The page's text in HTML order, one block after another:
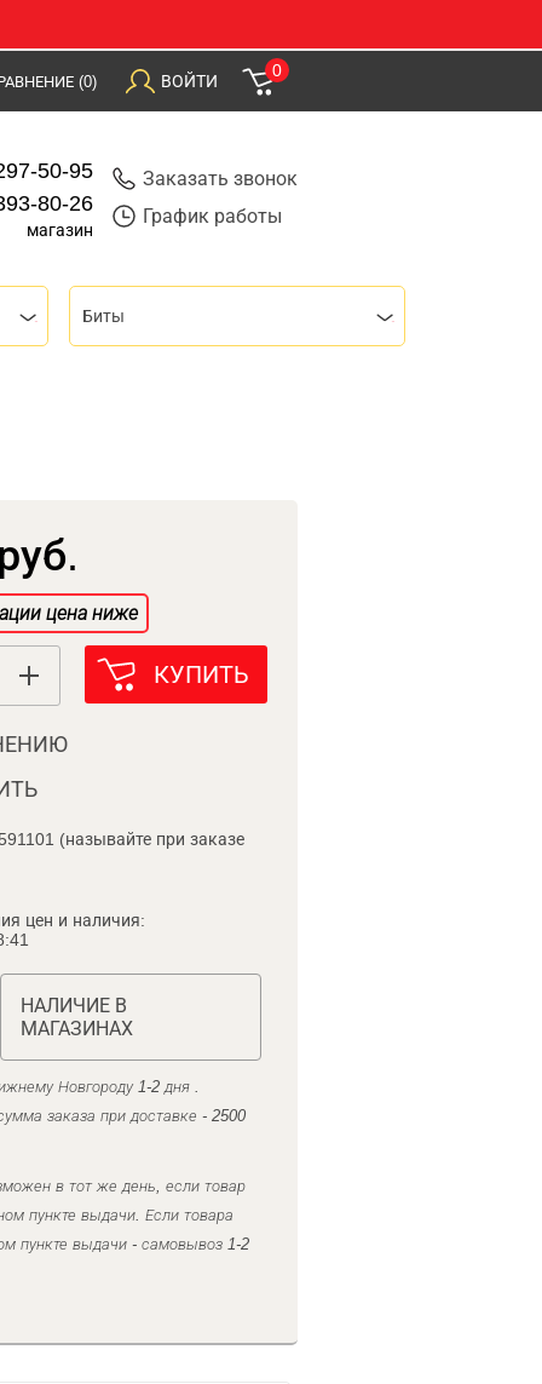
(0) ВОЙТИ
0
50-95
80-26
магазин
Заказать звонок
График работы
Биты
цена ниже
КУПИТЬ
(называйте при заказе
цен и наличия:
НАЛИЧИЕ В
МАГАЗИНАХ
Новгороду 1-2 дня .
заказа при доставке - 2500
в тот же день, если товар
пункте выдачи. Если товара
пункте выдачи - самовывоз 1-2